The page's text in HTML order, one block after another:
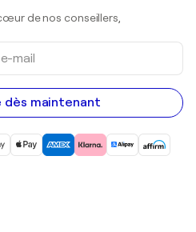
de nos conseillers,
dès maintenant